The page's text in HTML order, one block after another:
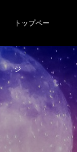
トップペー
ジ